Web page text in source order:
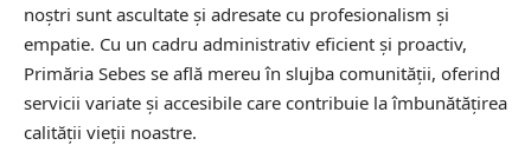
noștri sunt ascultate și adresate cu profesionalism și
empatie. Cu un cadru administrativ eficient și proactiv,
Primăria Sebes se află mereu în slujba comunității, oferind
servicii variate și accesibile care contribuie la îmbunătățirea
calității vieții noastre.